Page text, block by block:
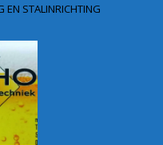
EN STALINRICHTING